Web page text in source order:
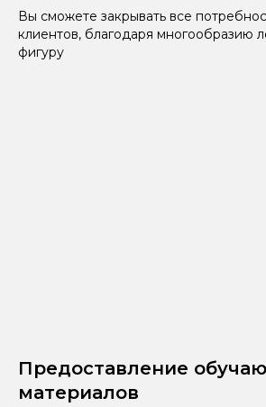
Вы сможете закрывать все
клиентов, благодаря многообразию
фигуру
Предоставление
материалов